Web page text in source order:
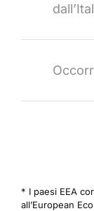
* I paesi EEA
all’European